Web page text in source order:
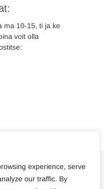
experience, serve
our traffic. By
ma 10-15, ti ja ke
voit olla